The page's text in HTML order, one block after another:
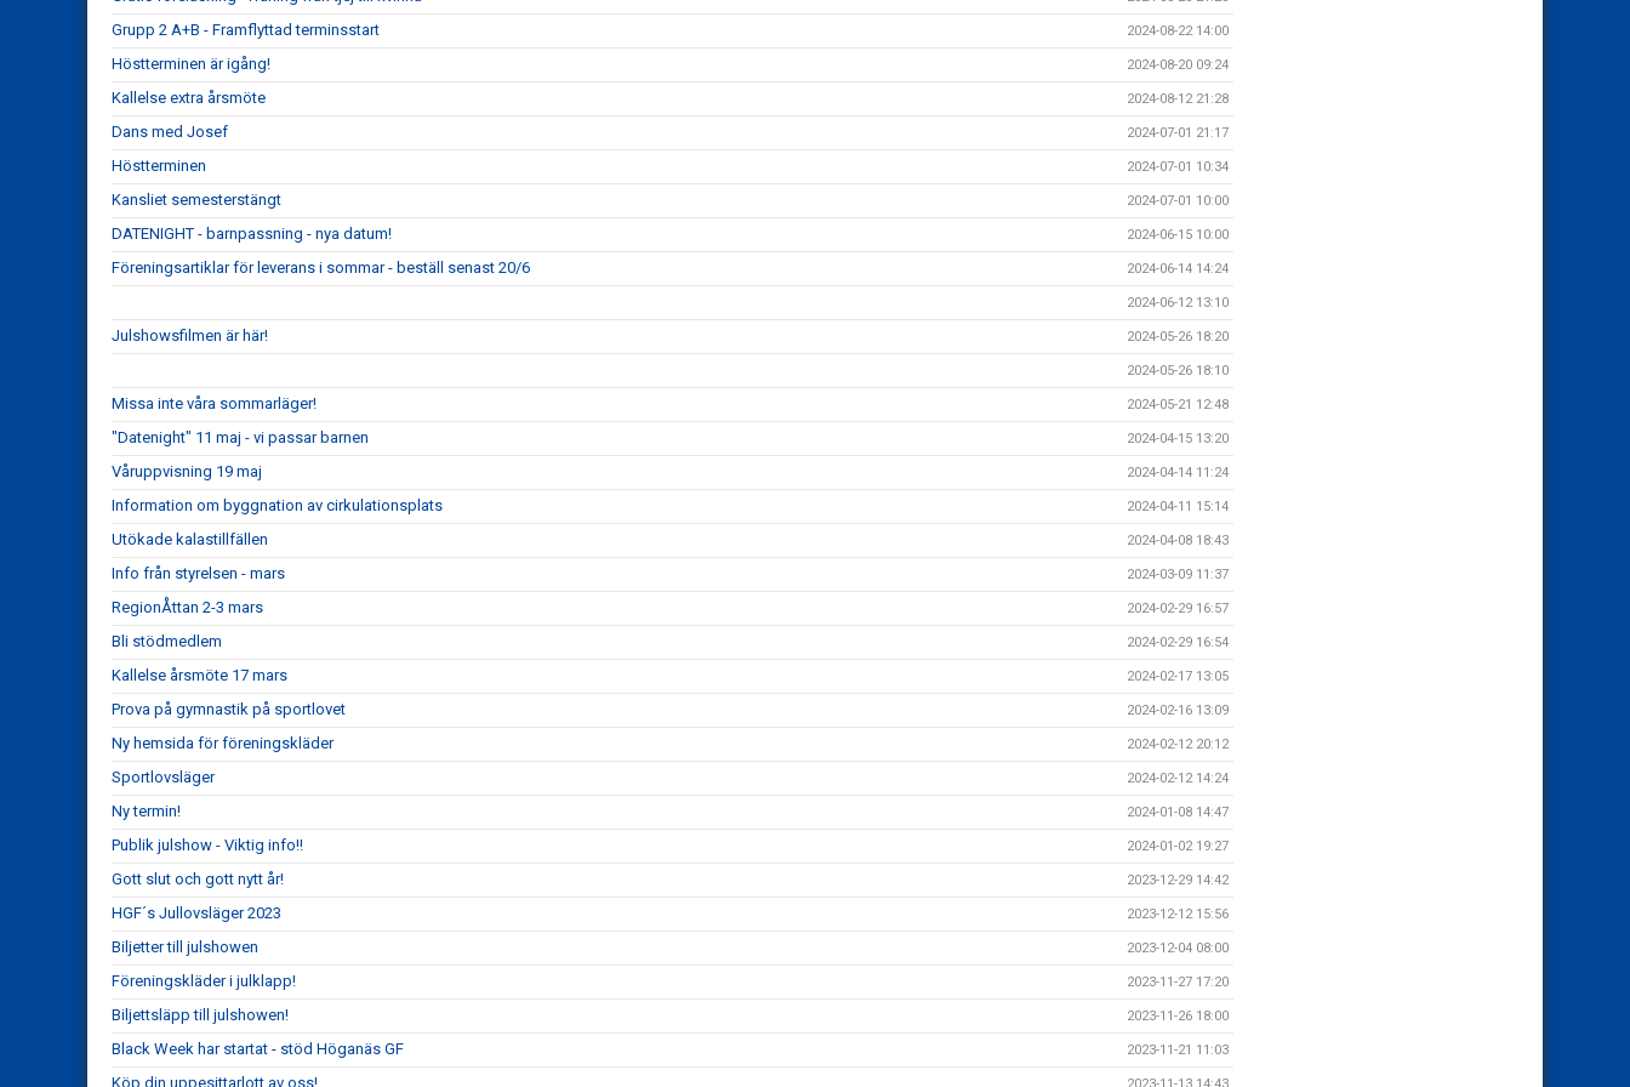
Grupp 2 A+B - Framflyttad terminsstart 2024-08-22 14:00
Höstterminen är igång! 2024-08-20 09:24
Kallelse extra årsmöte 2024-08-12 21:28
Dans med Josef 2024-07-01 21:17
Höstterminen 2024-07-01 10:34
Kansliet semesterstängt 2024-07-01 10:00
DATENIGHT - barnpassning - nya datum! 2024-06-15 10:00
Föreningsartiklar för leverans i sommar - beställ senast 20/6 2024-06-14 14:24
2024-06-12 13:10
Julshowsfilmen är här! 2024-05-26 18:20
2024-05-26 18:10
Missa inte våra sommarläger! 2024-05-21 12:48
"Datenight" 11 maj - vi passar barnen 2024-04-15 13:20
Våruppvisning 19 maj 2024-04-14 11:24
Information om byggnation av cirkulationsplats 2024-04-11 15:14
Utökade kalastillfällen 2024-04-08 18:43
Info från styrelsen - mars 2024-03-09 11:37
RegionÅttan 2-3 mars 2024-02-29 16:57
Bli stödmedlem 2024-02-29 16:54
Kallelse årsmöte 17 mars 2024-02-17 13:05
Prova på gymnastik på sportlovet 2024-02-16 13:09
Ny hemsida för föreningskläder 2024-02-12 20:12
Sportlovsläger 2024-02-12 14:24
Ny termin! 2024-01-08 14:47
Publik julshow - Viktig info!! 2024-01-02 19:27
Gott slut och gott nytt år! 2023-12-29 14:42
HGF´s Jullovsläger 2023 2023-12-12 15:56
Biljetter till julshowen 2023-12-04 08:00
Föreningskläder i julklapp! 2023-11-27 17:20
Biljettsläpp till julshowen! 2023-11-26 18:00
Black Week har startat - stöd Höganäs GF 2023-11-21 11:03
Köp din uppesittarlott av oss!